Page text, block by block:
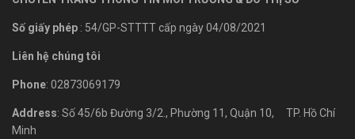
Số giấy phép : 54/GP-STTTT cấp ngày 04/08/2021
Liên hệ chúng tôi
Phone: 02873069179
Address: Số 45/6b Đường 3/2., Phường 11, Quận 10, TP. Hồ Chí
Minh